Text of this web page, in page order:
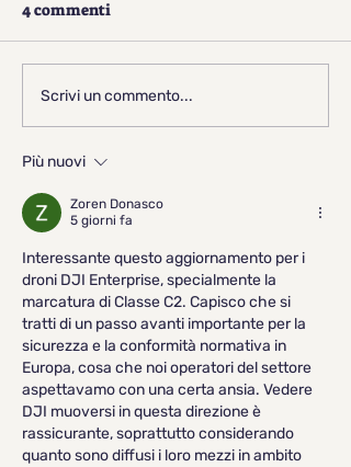
4 commenti
Scrivi un commento...
Più nuovi
Zoren Donasco
5 giorni fa
Interessante questo aggiornamento per i
droni DJI Enterprise, specialmente la
marcatura di Classe C2. Capisco che si
tratti di un passo avanti importante per la
sicurezza e la conformità normativa in
Europa, cosa che noi operatori del settore
aspettavamo con una certa ansia. Vedere
DJI muoversi in questa direzione è
rassicurante, soprattutto considerando
quanto sono diffusi i loro mezzi in ambito